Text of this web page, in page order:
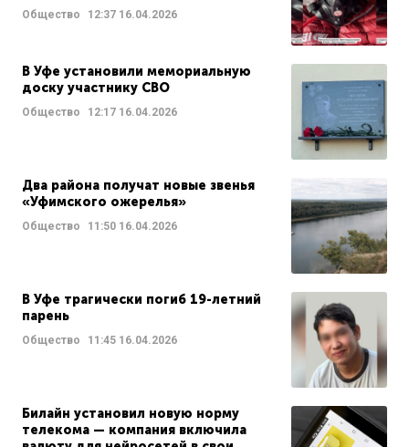
Общество 12:37 16.04.2026
В Уфе установили мемориальную
доску участнику СВО
Общество 12:17 16.04.2026
Два района получат новые звенья
«Уфимского ожерелья»
Общество 11:50 16.04.2026
В Уфе трагически погиб 19-летний
парень
Общество 11:45 16.04.2026
Билайн установил новую норму
телекома — компания включила